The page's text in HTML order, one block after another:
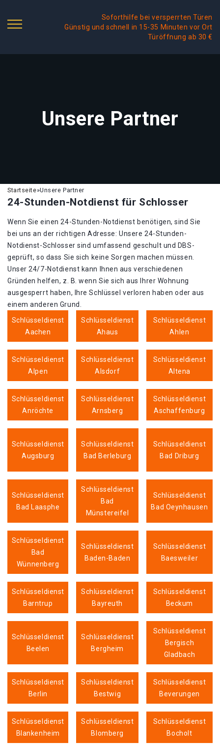
Soforthilfe bei versperrten Türen
Günstig und schnell in 15-35 Minuten vor Ort
Türöffnung ab 30 €
Unsere Partner
Startseite»Unsere Partner
24-Stunden-Notdienst für Schlosser
Wenn Sie einen 24-Stunden-Notdienst benötigen, sind Sie
bei uns an der richtigen Adresse: Unsere 24-Stunden-
Notdienst-Schlosser sind umfassend geschult und DBS-
geprüft, so dass Sie sich keine Sorgen machen müssen.
Unser 24/7-Notdienst kann Ihnen aus verschiedenen
Gründen helfen, z. B. wenn Sie sich aus Ihrer Wohnung
ausgesperrt haben, Ihre Schlüssel verloren haben oder aus
einem anderen Grund.
Schlüsseldienst
Aachen
Schlüsseldienst
Ahaus
Schlüsseldienst
Ahlen
Schlüsseldienst
Alpen
Schlüsseldienst
Alsdorf
Schlüsseldienst
Altena
Schlüsseldienst
Anröchte
Schlüsseldienst
Arnsberg
Schlüsseldienst
Aschaffenburg
Schlüsseldienst
Augsburg
Schlüsseldienst
Bad Berleburg
Schlüsseldienst
Bad Driburg
Schlüsseldienst
Bad Laasphe
Schlüsseldienst
Bad
Münstereifel
Schlüsseldienst
Bad Oeynhausen
Schlüsseldienst
Bad
Wünnenberg
Schlüsseldienst
Baden-Baden
Schlüsseldienst
Baesweiler
Schlüsseldienst
Barntrup
Schlüsseldienst
Bayreuth
Schlüsseldienst
Beckum
Schlüsseldienst
Beelen
Schlüsseldienst
Bergheim
Schlüsseldienst
Bergisch
Gladbach
Schlüsseldienst
Berlin
Schlüsseldienst
Bestwig
Schlüsseldienst
Beverungen
Schlüsseldienst
Blankenheim
Schlüsseldienst
Blomberg
Schlüsseldienst
Bocholt